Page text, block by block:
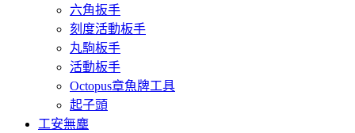
六角扳手
刻度活動板手
丸駒板手
活動板手
Octopus章魚牌工具
起子頭
工安無塵